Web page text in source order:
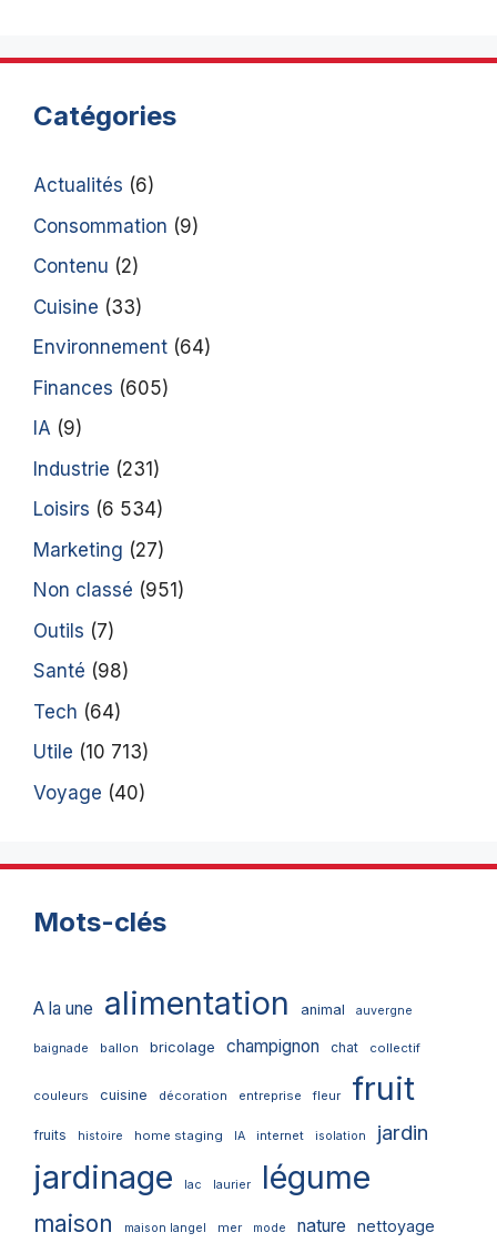
Catégories
Actualités (6)
Consommation (9)
Contenu (2)
Cuisine (33)
Environnement (64)
Finances (605)
IA (9)
Industrie (231)
Loisirs (6 534)
Marketing (27)
Non classé (951)
Outils (7)
Santé (98)
Tech (64)
Utile (10 713)
Voyage (40)
Mots-clés
A la une alimentation animal auvergne
baignade ballon bricolage champignon chat collectif
couleurs cuisine décoration entreprise fleur fruit
fruits histoire home staging IA internet isolation jardin
jardinage lac laurier légume
maison maison langel mer mode nature nettoyage